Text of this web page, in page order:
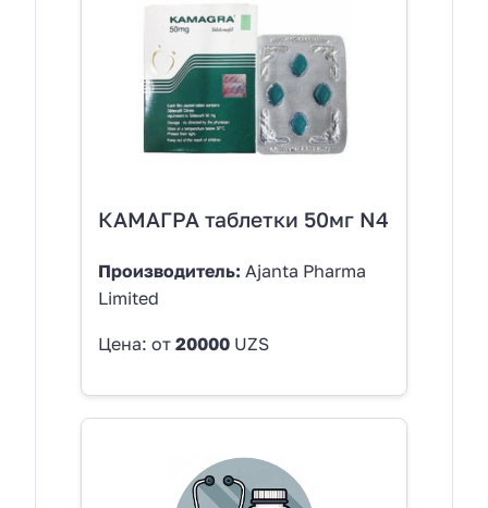
КАМАГРА таблетки 50мг N4
Производитель: Ajanta Pharma
Limited
Цена: от 20000 UZS